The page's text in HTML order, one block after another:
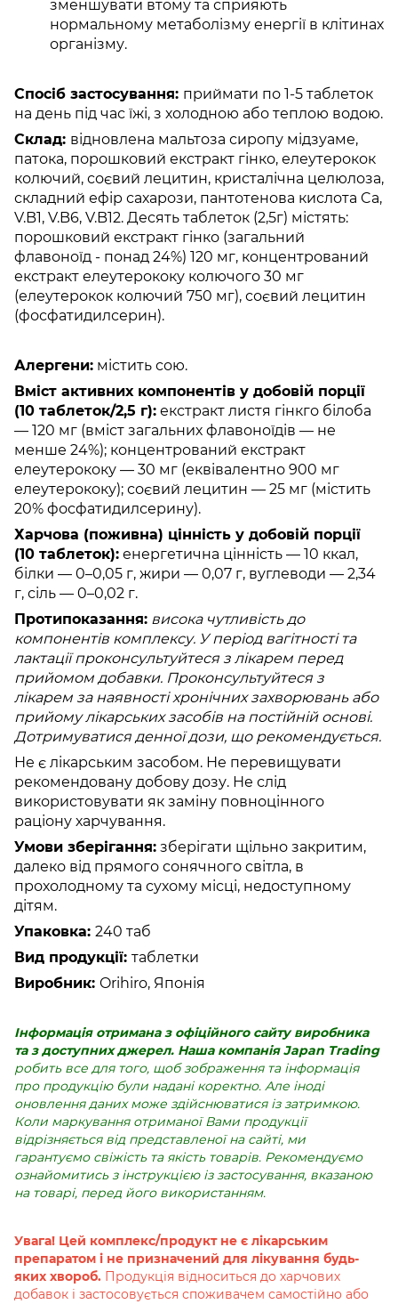
зменшувати втому та сприяють
нормальному метаболізму енергії в клітинах
організму.
Спосіб застосування: приймати по 1-5 таблеток
на день під час їжі, з холодною або теплою водою.
Склад: відновлена ​​мальтоза сиропу мідзуаме,
патока, порошковий екстракт гінко, елеутерокок
колючий, соєвий лецитин, кристалічна целюлоза,
складний ефір сахарози, пантотенова кислота Ca,
V.B1, V.B6, V.B12. Десять таблеток (2,5г) містять:
порошковий екстракт гінко (загальний
флавоноїд - понад 24%) 120 мг, концентрований
екстракт елеутерококу колючого 30 мг
(елеутерокок колючий 750 мг), соєвий лецитин
(фосфатидилсерин).
Алергени: містить сою.
Вміст активних компонентів у добовій порції
(10 таблеток/2,5 г): екстракт листя гінкго білоба
— 120 мг (вміст загальних флавоноїдів — не
менше 24%); концентрований екстракт
елеутерококу — 30 мг (еквівалентно 900 мг
елеутерококу); соєвий лецитин — 25 мг (містить
20% фосфатидилсерину).
Харчова (поживна) цінність у добовій порції
(10 таблеток): енергетична цінність — 10 ккал,
білки — 0–0,05 г, жири — 0,07 г, вуглеводи — 2,34
г, сіль — 0–0,02 г.
Протипоказання: висока чутливість до
компонентів комплексу. У період вагітності та
лактації проконсультуйтеся з лікарем перед
прийомом добавки. Проконсультуйтеся з
лікарем за наявності хронічних захворювань або
прийому лікарських засобів на постійній основі.
Дотримуватися денної дози, що рекомендується.
Не є лікарським засобом. Не перевищувати
рекомендовану добову дозу. Не слід
використовувати як заміну повноцінного
раціону харчування.
Умови зберігання: зберігати щільно закритим,
далеко від прямого сонячного світла, в
прохолодному та сухому місці, недоступному
дітям.
Упаковка: 240 таб
Вид продукції: таблетки
Виробник: Orihiro, Японія
Інформація отримана з офіційного сайту виробника
та з доступних джерел. Наша компанія Japan Trading
робить все для того, щоб зображення та інформація
про продукцію були надані коректно. Але іноді
оновлення даних може здійснюватися із затримкою.
Коли маркування отриманої Вами продукції
відрізняється від представленої на сайті, ми
гарантуємо свіжість та якість товарів. Рекомендуємо
ознайомитись з інструкцією із застосування, вказаною
на товарі, перед його використанням.
Увага! Цей комплекс/продукт не є лікарським
препаратом і не призначений для лікування будь-
яких хвороб. Продукція відноситься до харчових
добавок і застосовується споживачем самостійно або